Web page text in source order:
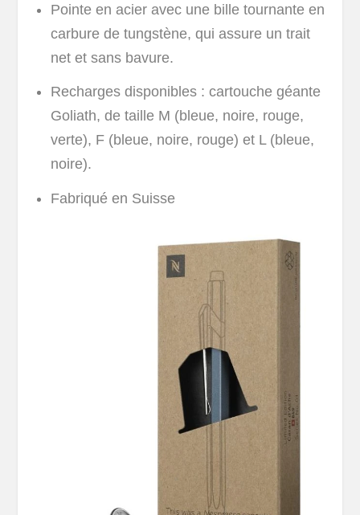
Pointe en acier avec une bille tournante en
carbure de tungstène, qui assure un trait
net et sans bavure.
Recharges disponibles : cartouche géante
Goliath, de taille M (bleue, noire, rouge,
verte), F (bleue, noire, rouge) et L (bleue,
noire).
Fabriqué en Suisse